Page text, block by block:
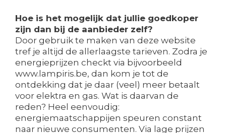
Hoe is het mogelijk dat jullie goedkoper
zijn dan bij de aanbieder zelf?
Door gebruik te maken van deze website
tref je altijd de allerlaagste tarieven. Zodra je
energieprijzen checkt via bijvoorbeeld
www.lampiris.be, dan kom je tot de
ontdekking dat je daar (veel) meer betaalt
voor elektra en gas. Wat is daarvan de
reden? Heel eenvoudig:
energiemaatschappijen speuren constant
naar nieuwe consumenten. Via lage prijzen